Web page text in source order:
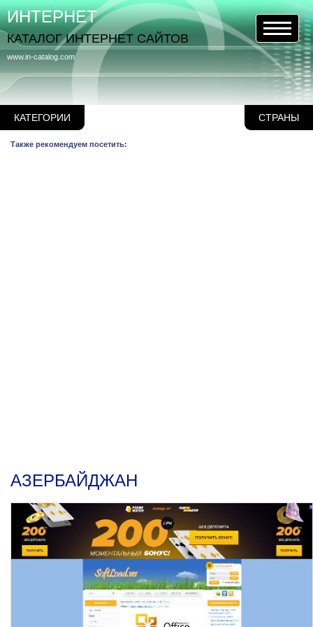
КАТЕГОРИИ СТРАНЫ
www.in-catalog.com
ИНТЕРНЕТ
КАТАЛОГ ИНТЕРНЕТ САЙТОВ
Также рекомендуем посетить:
АЗЕРБАЙДЖАН